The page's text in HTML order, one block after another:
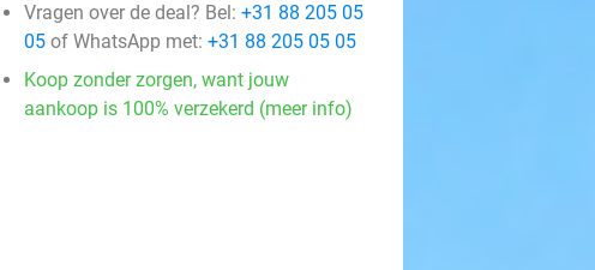
Vragen over de deal? Bel: +31 88 205 05
05 of WhatsApp met: +31 88 205 05 05
Koop zonder zorgen, want jouw
aankoop is 100% verzekerd (meer info)